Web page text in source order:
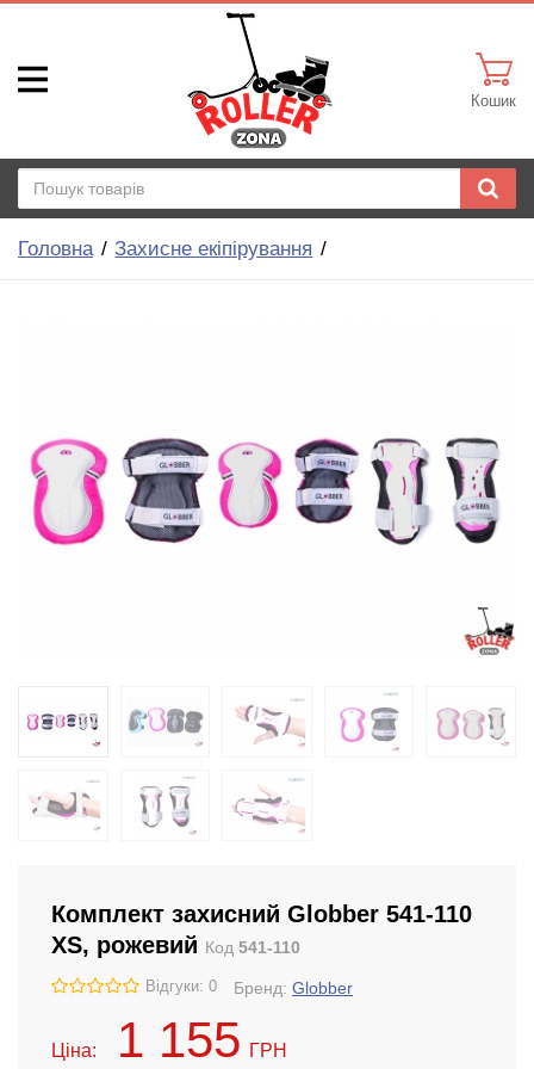
Кошик
Головна Захисне екіпірування
Комплект захисний Globber 541-110
XS, рожевий Код 541-110
Відгуки: 0 Бренд: Globber
Ціна: 1 155 ГРН